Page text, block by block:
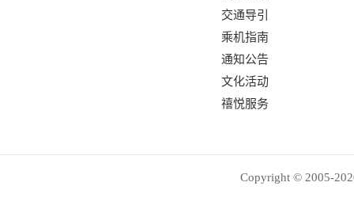
交通导引
乘机指南
通知公告
文化活动
禧悦服务
Copyright © 2005-